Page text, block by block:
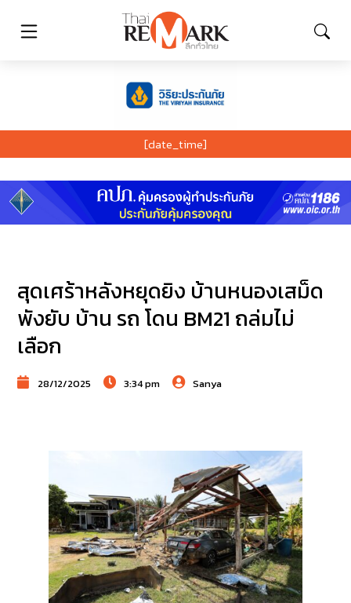
[date_time]
สุดเศร้าหลังหยุดยิง บ้านหนองเสม็ด
พังยับ บ้าน รถ โดน BM21 ถล่มไม่
เลือก
28/12/2025 3:34 pm Sanya